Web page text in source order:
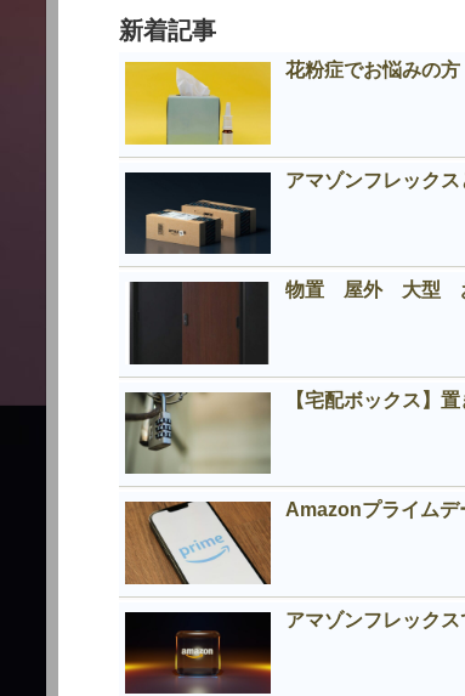
新着記事
花粉症でお悩みの
アマゾンフレック
物置 屋外 大型 お
【宅配ボックス】
Amazonプライムデ
アマゾンフレック